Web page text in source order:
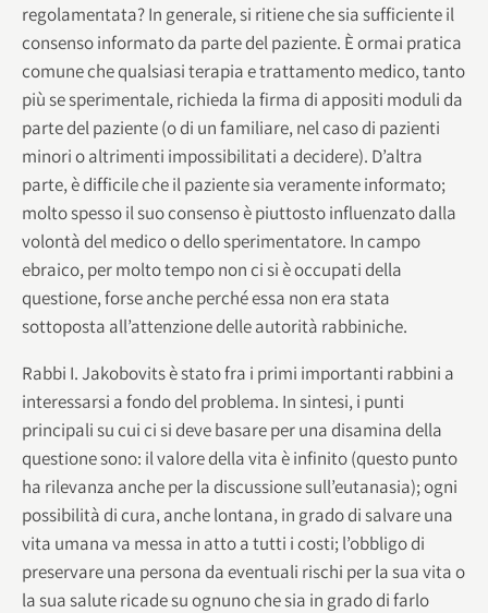
regolamentata? In generale, si ritiene che sia sufficiente il
consenso informato da parte del paziente. È ormai pratica
comune che qualsiasi terapia e trattamento medico, tanto
più se sperimentale, richieda la firma di appositi moduli da
parte del paziente (o di un familiare, nel caso di pazienti
minori o altrimenti impossibilitati a decidere). D’altra
parte, è difficile che il paziente sia veramente informato;
molto spesso il suo consenso è piuttosto influenzato dalla
volontà del medico o dello sperimentatore. In campo
ebraico, per molto tempo non ci si è occupati della
questione, forse anche perché essa non era stata
sottoposta all’attenzione delle autorità rabbiniche.
Rabbi I. Jakobovits è stato fra i primi importanti rabbini a
interessarsi a fondo del problema. In sintesi, i punti
principali su cui ci si deve basare per una disamina della
questione sono: il valore della vita è infinito (questo punto
ha rilevanza anche per la discussione sull’eutanasia); ogni
possibilità di cura, anche lontana, in grado di salvare una
vita umana va messa in atto a tutti i costi; l’obbligo di
preservare una persona da eventuali rischi per la sua vita o
la sua salute ricade su ognuno che sia in grado di farlo